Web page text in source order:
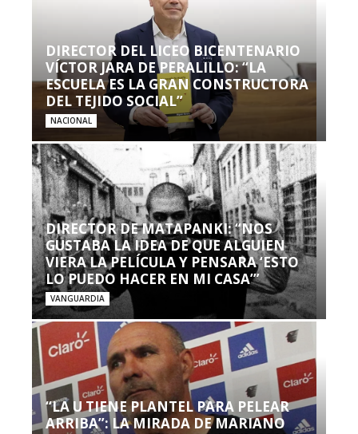
DIRECTOR DEL LICEO BICENTENARIO
VÍCTOR JARA DE PERALILLO: “LA
ESCUELA ES LA GRAN CONSTRUCTORA
DEL TEJIDO SOCIAL”
NACIONAL
DIRECTOR DE MATAPANKI: “NOS
GUSTABA LA IDEA DE QUE ALGUIEN
VIERA LA PELÍCULA Y PENSARA ‘ESTO
LO PUEDO HACER EN MI CASA’”
VANGUARDIA
“LA U TIENE PLANTEL PARA PELEAR
ARRIBA”: LA MIRADA DE MARIANO